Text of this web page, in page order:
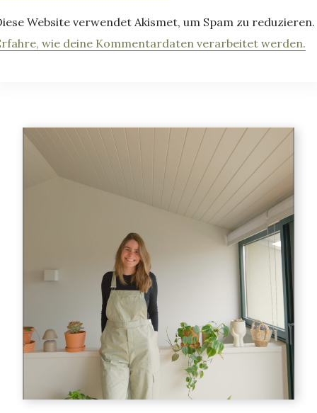
Website verwendet Akismet, um Spam zu reduzieren.
wie deine Kommentardaten verarbeitet werden.